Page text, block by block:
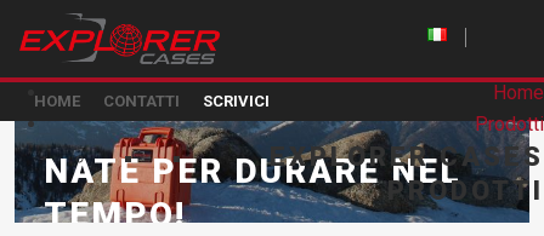
Home
Prodotti
EXPLORER CASES
PRODOTTI
HOME CONTATTI SCRIVICI
NATE PER DURARE NEL
TEMPO!